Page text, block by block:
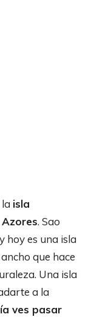
isla
. Sao
hoy es una isla
que hace
Una isla
a la
ves pasar